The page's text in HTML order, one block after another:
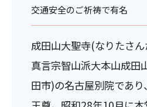
交通安全のご祈祷で有名
成田山大聖寺(なりたさん
真言宗智山派大本山成田
田市)の名古屋別院であ